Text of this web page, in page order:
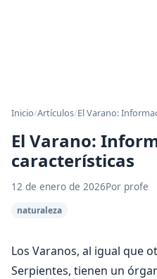
Inicio/Artículos/El Varano:
El Varano:
características
12 de enero de 2026Por profe
naturaleza
Los Varanos, al igual que
Serpientes, tienen un